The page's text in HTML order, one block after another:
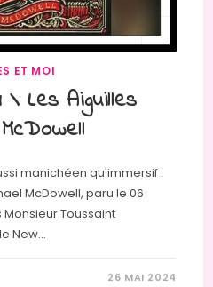
ET MOI
\ Les Aiguilles
manichéen qu'immersif :
McDowell, paru le 06
Toussaint
New…
26 MAI 2024